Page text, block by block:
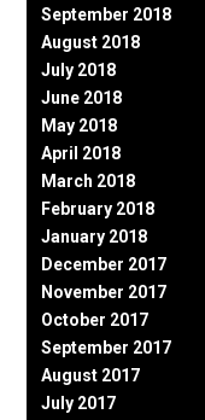
September 2018
August 2018
July 2018
June 2018
May 2018
April 2018
March 2018
February 2018
January 2018
December 2017
November 2017
October 2017
September 2017
August 2017
July 2017